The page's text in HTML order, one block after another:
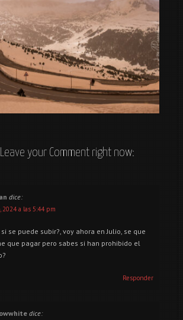
your Comment right now:
dice:
2024 a las 5:44 pm
si se puede subir?, voy ahora en Julio, se que
que pagar pero sabes si han prohibido el
Responder
dice: